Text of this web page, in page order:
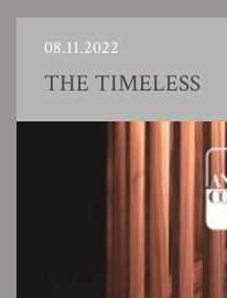
08.11.2022
THE TIMELESS